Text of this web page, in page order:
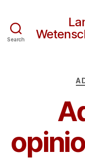
Search